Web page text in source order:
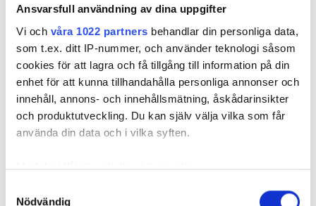
Ansvarsfull användning av dina uppgifter
Vi och våra 1022 partners behandlar din personliga data,
som t.ex. ditt IP-nummer, och använder teknologi såsom
cookies för att lagra och få tillgång till information på din
enhet för att kunna tillhandahålla personliga annonser och
innehåll, annons- och innehållsmätning, åskådarinsikter
och produktutveckling. Du kan själv välja vilka som får
använda din data och i vilka syften.
Med din tillåtelse skulle vi även vilja:
som kan ha en noggrannhet på upp till flera meter
Nödvändig
röda markeringarna) och orsakat rötskador i syllen.
Dela Tweeta
Hyresgästen har bott i lägenheten i skånska Båstad sedan
1995 men måste nu flytta sedan hans kontrakt prövats både
i hyresnämnden och i hovrätten.
Det var när hyresvärdens hantverkare skulle byta ett
duschmunstycke under hösten förra året som en spricka i